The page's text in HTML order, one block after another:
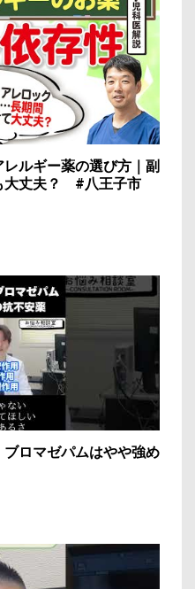
レルギー薬の選び方｜副
大丈夫？ #八王子市
ブロマゼパムはやや強め